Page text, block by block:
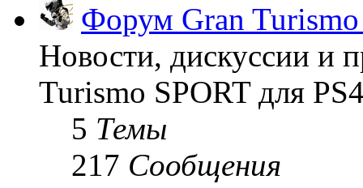
Форум Gran Turismo
Новости, дискуссии и
Turismo SPORT для
5 Темы
217 Сообщения